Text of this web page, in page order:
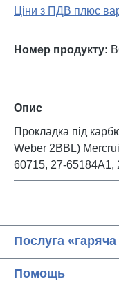
Ціни з ПДВ плюс
Номер продукту:
Опис
Прокладка під
Weber 2BBL)
60715, 27-
Послуга «гаряча
Помощь